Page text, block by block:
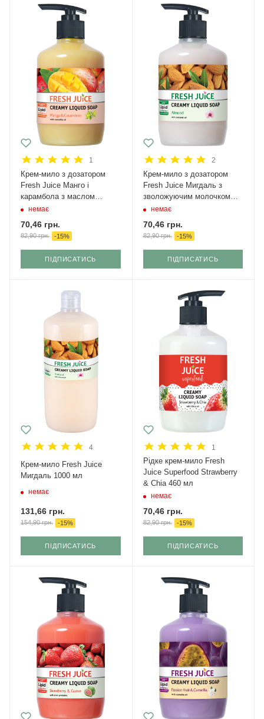
1
Крем-мило з дозатором
Fresh Juice Манго і
карамбола з маслом
камелії 460 мл
немає
70,46 грн.
82,90грн. -15%
ПІДПИСАТИСЬ
2
Крем-мило з дозатором
Fresh Juice Мигдаль з
зволожуючим молочком
460 мл
немає
70,46грн.
82,90грн. -15%
ПІДПИСАТИСЬ
4
Крем-мило Fresh Juice
Мигдаль 1000 мл
немає
131,66 грн.
154,90грн. -15%
ПІДПИСАТИСЬ
1
Рідке крем-мило Fresh
Juice Superfood Strawberry
& Chia 460 мл
немає
70,46грн.
82,90грн. -15%
ПІДПИСАТИСЬ